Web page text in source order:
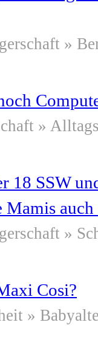
»
»
18 SSW
Mamis
»
Cosi?
»